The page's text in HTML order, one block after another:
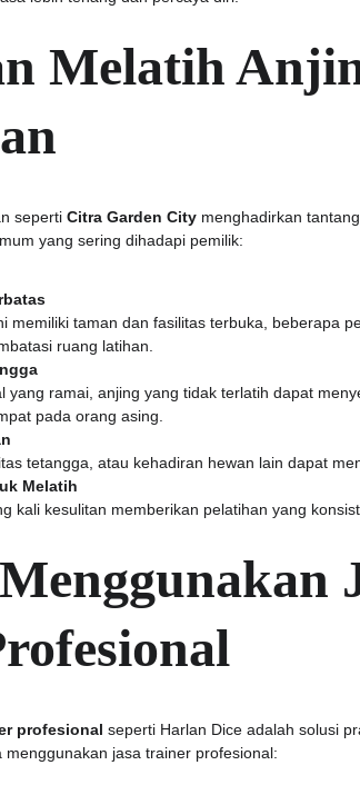
Melatih
seperti Citra Garden City menghadirkan
yang sering dihadapi pemilik:
memiliki taman dan fasilitas terbuka, beberapa
ruang latihan.
yang ramai, anjing yang tidak terlatih dapat
pada orang asing.
tetangga, atau kehadiran hewan lain dapat
Melatih
kali kesulitan memberikan pelatihan yang
profesional seperti Harlan Dice adalah solusi
jasa trainer profesional: